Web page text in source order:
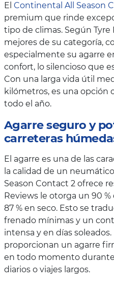
El Continental All Season
premium que rinde
tipo de climas. Según
mejores de su categoría,
especialmente su agarre
confort, lo silencioso que
Con una larga vida útil
kilómetros, es una opción
todo el año.
Agarre seguro y
carreteras
El agarre es una de las
la calidad de un
Season Contact 2 ofrece
Reviews le otorga un 90
87 % en seco. Esto se
frenado mínimas y un
intensa y en días
proporcionan un agarre
en todo momento
diarios o viajes largos.